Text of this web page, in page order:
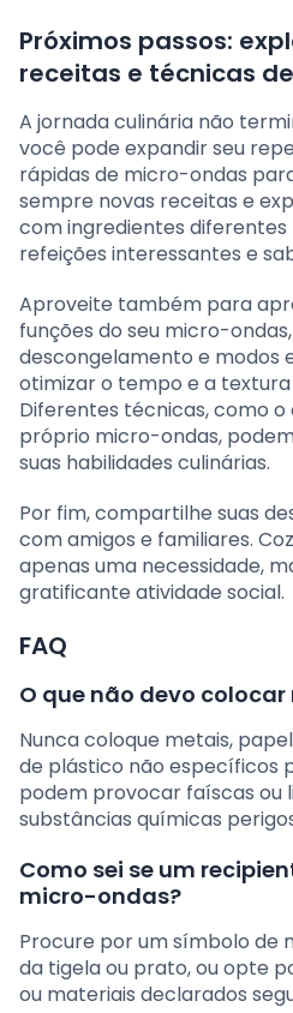
Próximos passos:
receitas e técnicas
A jornada culinária não
você pode expandir seu
rápidas de micro-ondas
sempre novas receitas e
com ingredientes
refeições interessantes e
Aproveite também para
funções do seu micro-
descongelamento e modos
otimizar o tempo e a
Diferentes técnicas, como
próprio micro-ondas,
suas habilidades culinárias.
Por fim, compartilhe suas
com amigos e familiares.
apenas uma necessidade,
gratificante atividade social.
FAQ
O que não devo
Nunca coloque metais,
de plástico não específicos
podem provocar faíscas ou
substâncias químicas
Como sei se um
micro-ondas?
Procure por um símbolo de
da tigela ou prato, ou opte
ou materiais declarados